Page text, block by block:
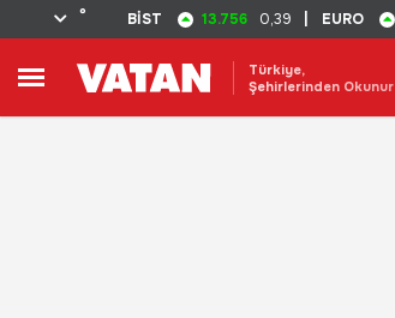
° BİST 13.756 0,39 EURO
Türkiye,
Şehirlerinden Okunur